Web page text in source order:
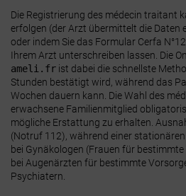
Die Registrierung des médecin traitant
erfolgen (der Arzt übermittelt die Daten
oder indem Sie das Formular Cerfa
Ihrem Arzt unterschreiben lassen. Die
ameli.fr ist dabei die schnellste
Stunden bestätigt wird, während das
Wochen dauern kann . Die Wahl des
erwachsene Familienmitglied
mögliche Erstattung zu erhalten.
(Notruf 112), während einer
bei Gynäkologen (Frauen für
bei Augenärzten für bestimmte
Psychiatern.